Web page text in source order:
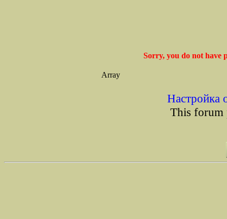
Sorry, you do not have
Array
Настройка
This